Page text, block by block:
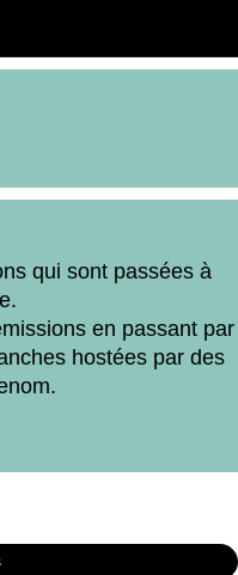
qui sont passées à
en passant par
hostées par des